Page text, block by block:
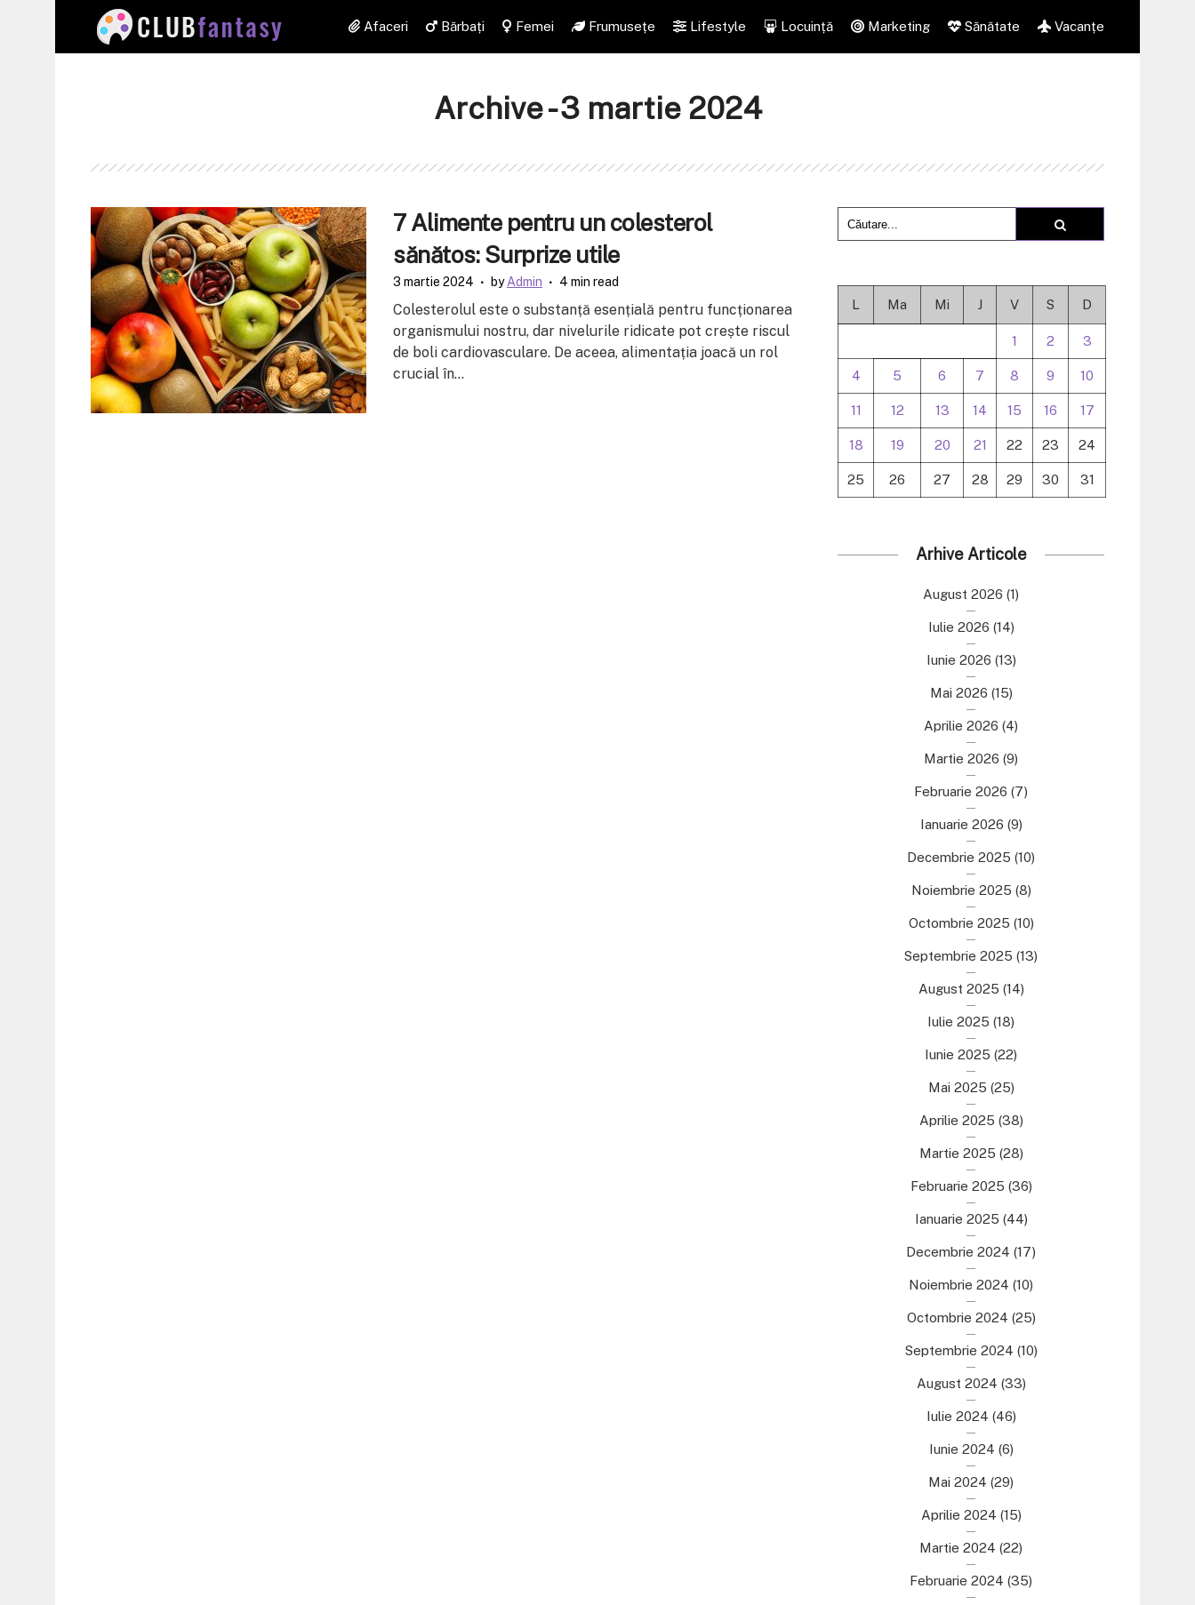
Afaceri Bărbați Femei Frumusețe Lifestyle Locuință Marketing Sănătate Vacanțe
Archive - 3 martie 2024
7 Alimente pentru un colesterol
sănătos: Surprize utile
3 martie 2024 byAdmin 4 min read
Colesterolul este o substanță esențială pentru funcționarea
organismului nostru, dar nivelurile ridicate pot crește riscul
de boli cardiovasculare. De aceea, alimentația joacă un rol
crucial în...
L Ma Mi J V S D
1 2 3
4 5 6 7 8 9 10
11 12 13 14 15 16 17
18 19 20 21 22 23 24
25 26 27 28 29 30 31
Arhive Articole
August 2026 (1)
Iulie 2026 (14)
Iunie 2026 (13)
Mai 2026 (15)
Aprilie 2026 (4)
Martie 2026 (9)
Februarie 2026 (7)
Ianuarie 2026 (9)
Decembrie 2025 (10)
Noiembrie 2025 (8)
Octombrie 2025 (10)
Septembrie 2025 (13)
August 2025 (14)
Iulie 2025 (18)
Iunie 2025 (22)
Mai 2025 (25)
Aprilie 2025 (38)
Martie 2025 (28)
Februarie 2025 (36)
Ianuarie 2025 (44)
Decembrie 2024 (17)
Noiembrie 2024 (10)
Octombrie 2024 (25)
Septembrie 2024 (10)
August 2024 (33)
Iulie 2024 (46)
Iunie 2024 (6)
Mai 2024 (29)
Aprilie 2024 (15)
Martie 2024 (22)
Februarie 2024 (35)